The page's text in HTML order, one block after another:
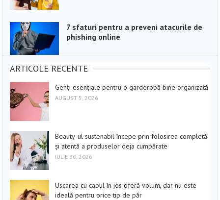
7 sfaturi pentru a preveni atacurile de
phishing online
ARTICOLE RECENTE
Genți esențiale pentru o garderobă bine organizată
AUGUST 5, 2026
Beauty-ul sustenabil începe prin folosirea completă
și atentă a produselor deja cumpărate
IULIE 30, 2026
Uscarea cu capul în jos oferă volum, dar nu este
ideală pentru orice tip de păr